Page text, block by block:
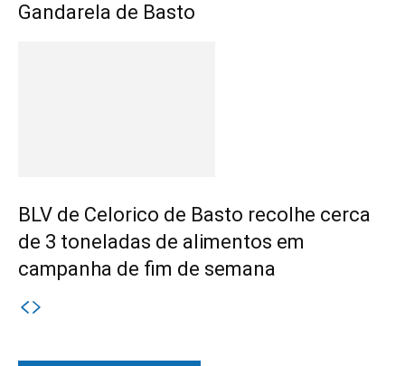
Gandarela de Basto
BLV de Celorico de Basto recolhe cerca
de 3 toneladas de alimentos em
campanha de fim de semana